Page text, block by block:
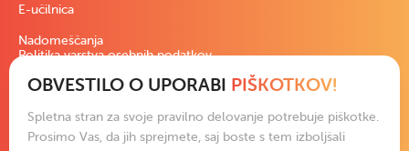
E-učilnica
Nadomeščanja
Politika varstva osebnih podatkov
Pravno besedilo
Izjava o dostopnosti
Podatki in slike na spletni strani so izključna last šole ali avtorjev.
OBVESTILO O UPORABI PIŠKOTKOV!
Spletna stran za svoje pravilno delovanje potrebuje piškotke.
Prosimo Vas, da jih sprejmete, saj boste s tem izboljšali